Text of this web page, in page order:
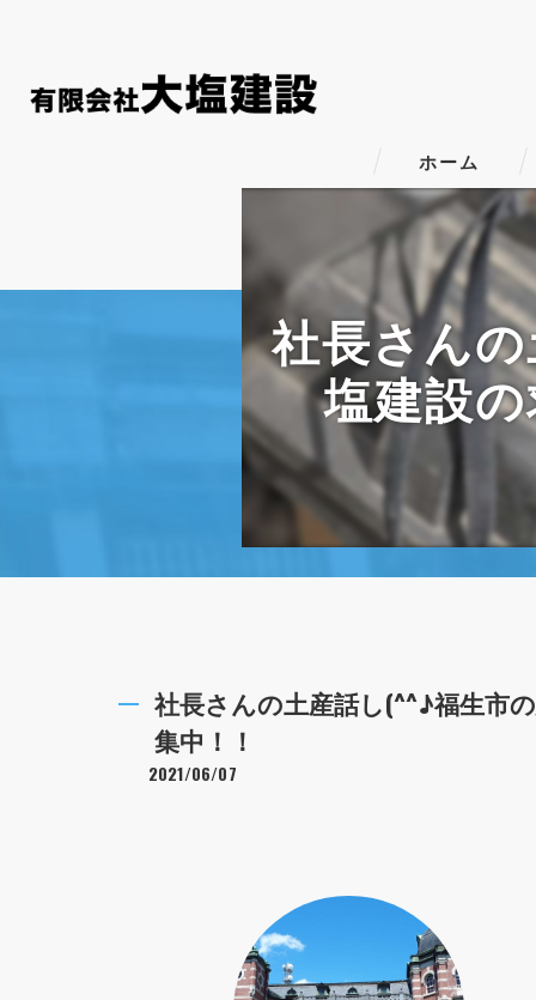
ホーム
社長さん
塩建設
社長さんの土産話し(^^♪福生市
集中！！
2021/06/07